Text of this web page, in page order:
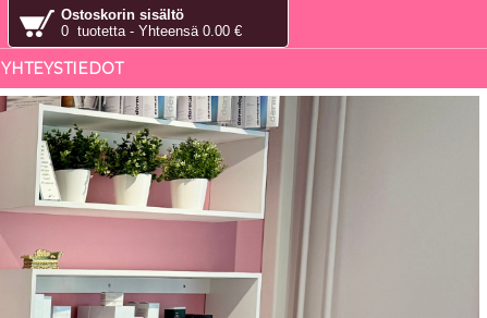
Ostoskorin sisältö
0 tuotetta - Yhteensä 0.00 €
YHTEYSTIEDOT